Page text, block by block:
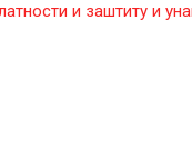
и заштиту и